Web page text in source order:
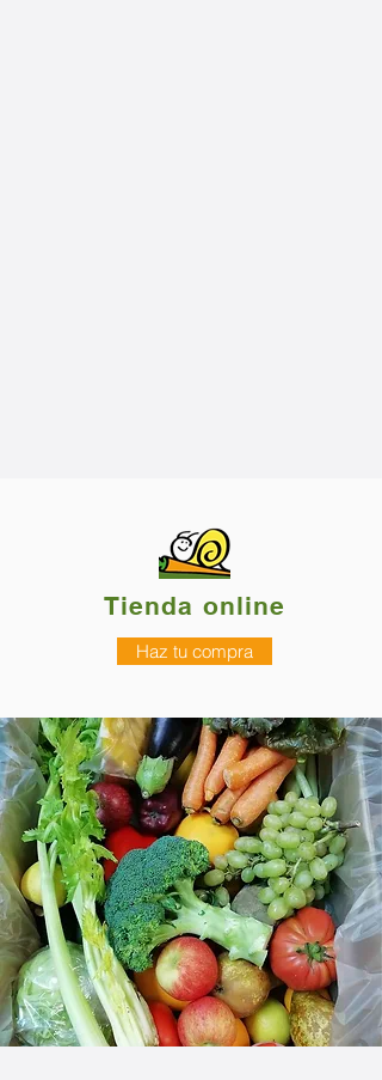
Tienda online
Haz tu compra